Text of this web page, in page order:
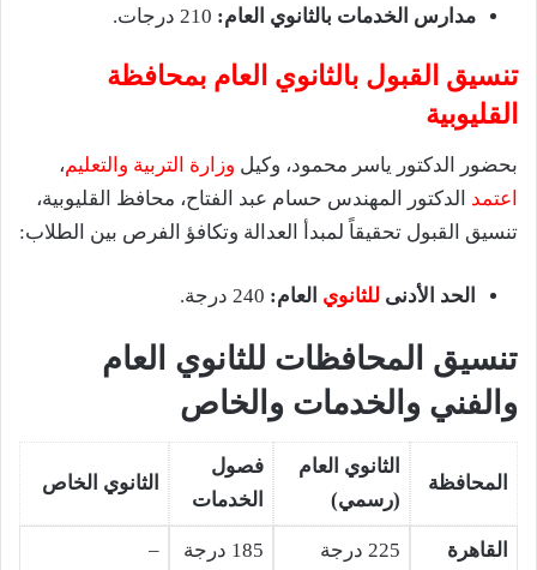
مدارس الخدمات بالثانوي العام:
تنسيق القبول بالثانوي العام بمحافظة
القليوبية
بحضور الدكتور ياسر محمود، وكيل وزارة التربية والتعليم،
اعتمد الدكتور المهندس حسام عبد الفتاح، محافظ القليوبية،
تنسيق القبول تحقيقاً لمبدأ العدالة وتكافؤ الفرص بين الطلاب:
الحد الأدنى للثانوي العام:
تنسيق المحافظات للثانوي العام
والفني والخدمات والخاص
المحافظة
الثانوي العام
(رسمي)
فصول
الخدمات
الثانوي الخاص
القاهرة 225 درجة 185 درجة –